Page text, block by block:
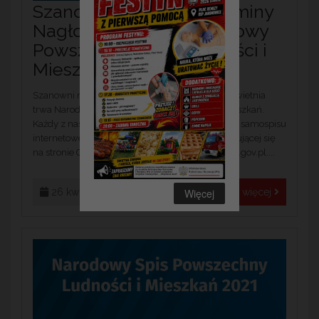
Więcej
Szanowni mieszkańcy Gminy
Nagłowice – trwa Narodowy
Powszechny Spis Ludności i
Mieszkań
Szanowni mieszkańcy Gminy Nagłowice Od 1 kwietnia
trwa Narodowy Powszechny Spis Ludności i Mieszkań.
Każdy z nas ma ustawowy obowiązek dokonania samospisu
internetowego z wykorzystaniem aplikacji znajdującej się
na stronie Głównego Urzędu Statystycznego stat.gov.pl....
Czytaj więcej